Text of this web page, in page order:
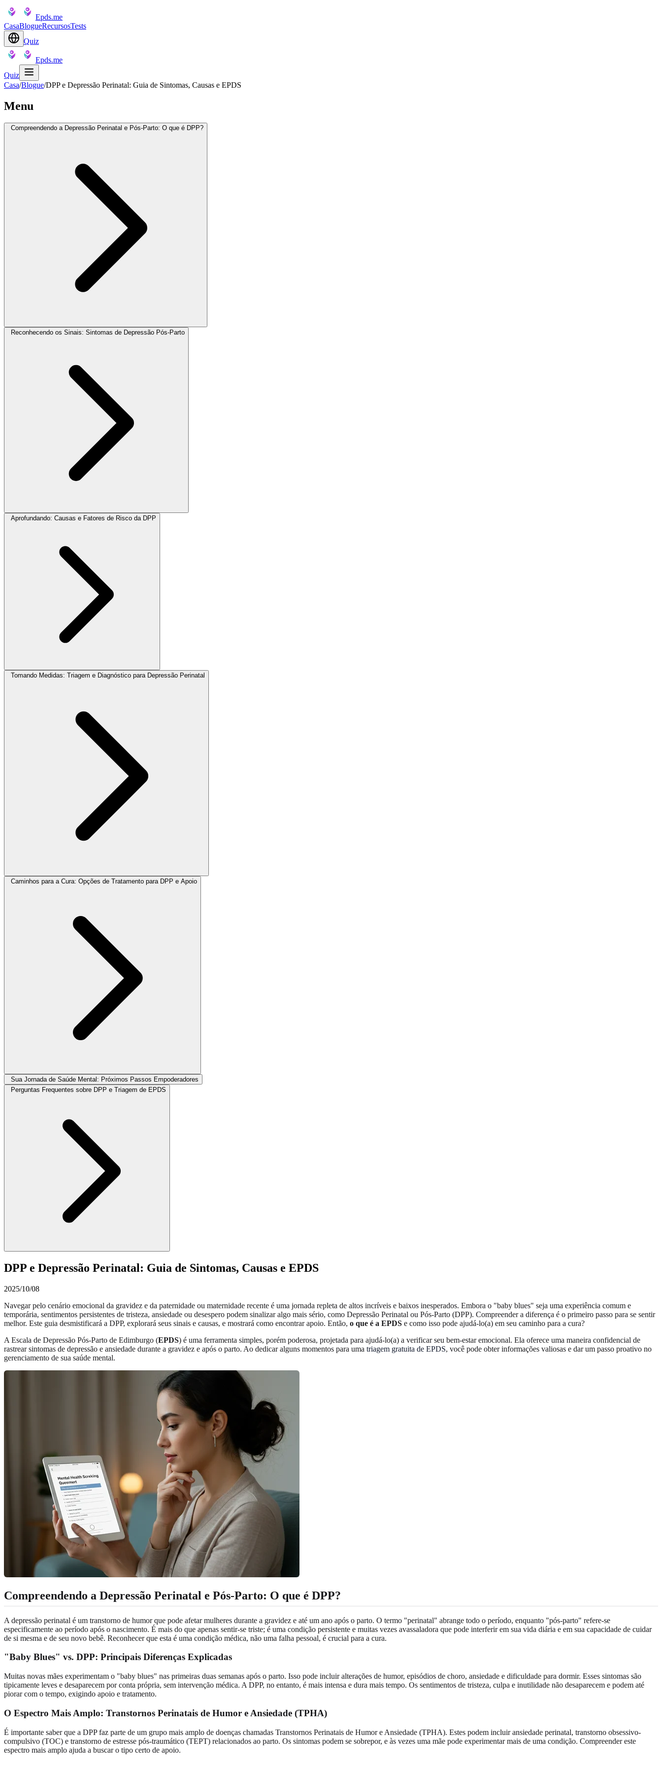
Epds.me
CasaBlogueRecursosTests
Quiz
Epds.me
Quiz
Casa/Blogue/DPP e Depressão Perinatal: Guia de Sintomas, Causas e EPDS
Menu
Compreendendo a Depressão Perinatal e Pós-Parto: O que é DPP?
Reconhecendo os Sinais: Sintomas de Depressão Pós-Parto
Aprofundando: Causas e Fatores de Risco da DPP
Tomando Medidas: Triagem e Diagnóstico para Depressão Perinatal
Caminhos para a Cura: Opções de Tratamento para DPP e Apoio
Sua Jornada de Saúde Mental: Próximos Passos Empoderadores
Perguntas Frequentes sobre DPP e Triagem de EPDS
DPP e Depressão Perinatal: Guia de Sintomas, Causas e EPDS
2025/10/08
Navegar pelo cenário emocional da gravidez e da paternidade ou maternidade recente é uma jornada repleta de altos incríveis e baixos inesperados. Embora o "baby blues" seja uma experiência comum e
temporária, sentimentos persistentes de tristeza, ansiedade ou desespero podem sinalizar algo mais sério, como Depressão Perinatal ou Pós-Parto (DPP). Compreender a diferença é o primeiro passo para se sentir
melhor. Este guia desmistificará a DPP, explorará seus sinais e causas, e mostrará como encontrar apoio. Então, o que é a EPDS e como isso pode ajudá-lo(a) em seu caminho para a cura?
A Escala de Depressão Pós-Parto de Edimburgo (EPDS) é uma ferramenta simples, porém poderosa, projetada para ajudá-lo(a) a verificar seu bem-estar emocional. Ela oferece uma maneira confidencial de
rastrear sintomas de depressão e ansiedade durante a gravidez e após o parto. Ao dedicar alguns momentos para uma triagem gratuita de EPDS, você pode obter informações valiosas e dar um passo proativo no
gerenciamento de sua saúde mental.
Compreendendo a Depressão Perinatal e Pós-Parto: O que é DPP?
A depressão perinatal é um transtorno de humor que pode afetar mulheres durante a gravidez e até um ano após o parto. O termo "perinatal" abrange todo o período, enquanto "pós-parto" refere-se
especificamente ao período após o nascimento. É mais do que apenas sentir-se triste; é uma condição persistente e muitas vezes avassaladora que pode interferir em sua vida diária e em sua capacidade de cuidar
de si mesma e de seu novo bebê. Reconhecer que esta é uma condição médica, não uma falha pessoal, é crucial para a cura.
"Baby Blues" vs. DPP: Principais Diferenças Explicadas
Muitas novas mães experimentam o "baby blues" nas primeiras duas semanas após o parto. Isso pode incluir alterações de humor, episódios de choro, ansiedade e dificuldade para dormir. Esses sintomas são
tipicamente leves e desaparecem por conta própria, sem intervenção médica. A DPP, no entanto, é mais intensa e dura mais tempo. Os sentimentos de tristeza, culpa e inutilidade não desaparecem e podem até
piorar com o tempo, exigindo apoio e tratamento.
O Espectro Mais Amplo: Transtornos Perinatais de Humor e Ansiedade (TPHA)
É importante saber que a DPP faz parte de um grupo mais amplo de doenças chamadas Transtornos Perinatais de Humor e Ansiedade (TPHA). Estes podem incluir ansiedade perinatal, transtorno obsessivo-
compulsivo (TOC) e transtorno de estresse pós-traumático (TEPT) relacionados ao parto. Os sintomas podem se sobrepor, e às vezes uma mãe pode experimentar mais de uma condição. Compreender este
espectro mais amplo ajuda a buscar o tipo certo de apoio.